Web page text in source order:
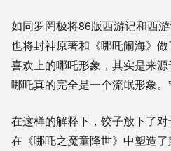
如同罗罔极将86版西游记和西
也将封神原著和《哪吒闹海》做
喜欢上的哪吒形象，其实是来
哪吒真的完全是一个流氓形象。 ”
在这样的解释下，饺子放下了
在《哪吒之魔童降世》中塑造